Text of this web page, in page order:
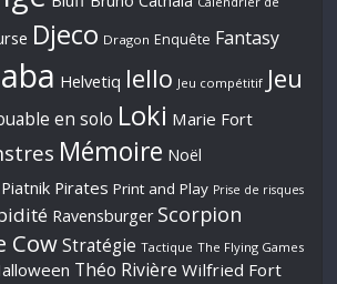
Djeco Dragon Enquête Fantasy
Helvetiq Iello Jeu compétitif Jeu
en solo Loki Marie Fort
Mémoire Noël
Piatnik Pirates Print and Play Prise de risques
Ravensburger Scorpion
Cow Stratégie Tactique The Flying Games
Théo Rivière Wilfried Fort